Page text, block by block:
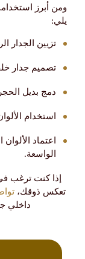
ومن أبرز
يلي:
تزيين الجدار
تصميم جدار
دمج بديل
استخدام
اعتماد
الواسعة.
إذا كنت ترغب
تعكس ذوقك،
داخلي